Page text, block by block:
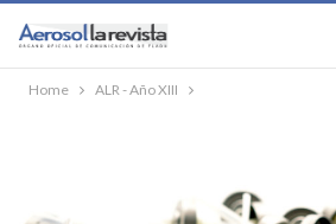
Home ALR - Año XIII